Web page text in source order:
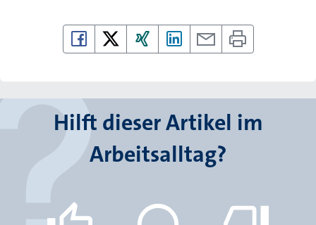
Hilft dieser Artikel im
Arbeitsalltag?